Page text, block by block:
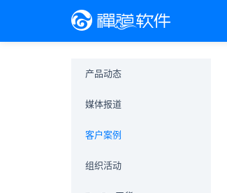
产品动态
媒体报道
客户案例
组织活动